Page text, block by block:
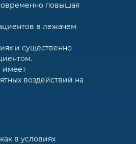
повышая
в лежачем
и существенно
имеет
воздействий на
в условиях